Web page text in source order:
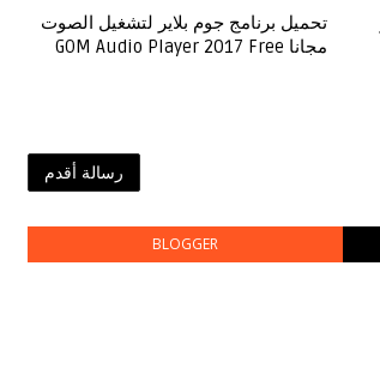
تحميل برنامج جوم بلاير لتشغيل الصوت
مجانا GOM Audio Player 2017 Free
رسالة أقدم
BLOGGER